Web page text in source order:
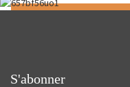
S'abonner